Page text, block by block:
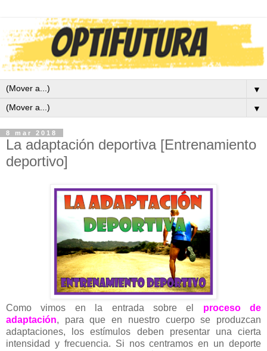
▼
▼
8 mar 2018
La adaptación deportiva [Entrenamiento
deportivo]
Como vimos en la entrada sobre el proceso de
adaptación, para que en nuestro cuerpo se produzcan
adaptaciones, los estímulos deben presentar una cierta
intensidad y frecuencia. Si nos centramos en un deporte